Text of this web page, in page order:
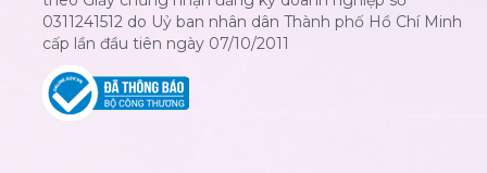
0311241512 do Uỷ ban nhân dân Thành phố Hồ Chí Minh
cấp lần đầu tiên ngày 07/10/2011